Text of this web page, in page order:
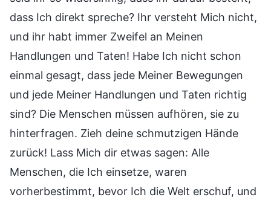
dass Ich direkt spreche? Ihr versteht Mich nicht,
und ihr habt immer Zweifel an Meinen
Handlungen und Taten! Habe Ich nicht schon
einmal gesagt, dass jede Meiner Bewegungen
und jede Meiner Handlungen und Taten richtig
sind? Die Menschen müssen aufhören, sie zu
hinterfragen. Zieh deine schmutzigen Hände
zurück! Lass Mich dir etwas sagen: Alle
Menschen, die Ich einsetze, waren
vorherbestimmt, bevor Ich die Welt erschuf, und